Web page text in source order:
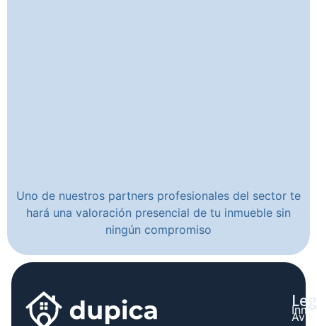
Uno de nuestros partners profesionales del sector te
hará una valoración presencial de tu inmueble sin
ningún compromiso